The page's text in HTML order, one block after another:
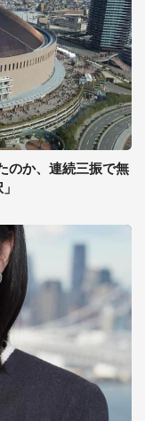
のか、連続三振で無